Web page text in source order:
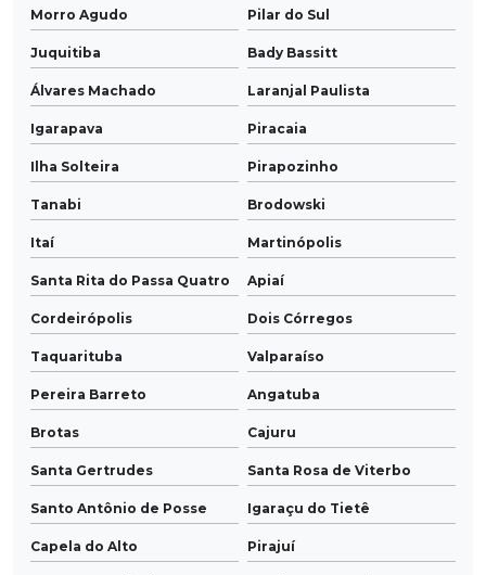
Morro Agudo Pilar do Sul
Juquitiba Bady Bassitt
Álvares Machado Laranjal Paulista
Igarapava Piracaia
Ilha Solteira Pirapozinho
Tanabi Brodowski
Itaí Martinópolis
Santa Rita do Passa Quatro Apiaí
Cordeirópolis Dois Córregos
Taquarituba Valparaíso
Pereira Barreto Angatuba
Brotas Cajuru
Santa Gertrudes Santa Rosa de Viterbo
Santo Antônio de Posse Igaraçu do Tietê
Capela do Alto Pirajuí